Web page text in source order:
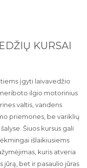
KURSAI
įgyti laivavedžio
ilgio motorinius
valtis, vandens
priemones, be variklių
Šiuos kursus gali
išlaikiusiems
kuris atveria
jūrą, bet ir pasaulio jūras